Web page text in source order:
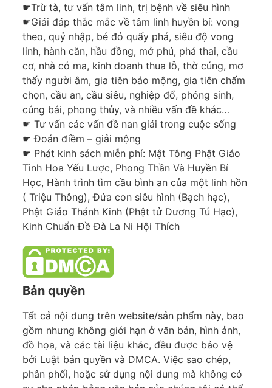
☛Trừ tà, tư vấn tâm linh, trị bệnh về siêu hình
☛Giải đáp thắc mắc về tâm linh huyền bí: vong
theo, quỷ nhập, bé đỏ quấy phá, siêu độ vong
linh, hành căn, hầu đồng, mở phủ, phá thai, cầu
cơ, nhà có ma, kinh doanh thua lỗ, thờ cúng, mơ
thấy người âm, gia tiên báo mộng, gia tiên chấm
chọn, cầu an, cầu siêu, nghiệp đổ, phóng sinh,
cúng bái, phong thủy, và nhiều vấn đề khác…
☛ Tư vấn các vấn đề nan giải trong cuộc sống
☛ Đoán điềm – giải mộng
☛ Phát kinh sách miễn phí: Mật Tông Phật Giáo
Tinh Hoa Yếu Lược, Phong Thần Và Huyền Bí
Học, Hành trình tìm cầu bình an của một linh hồn
( Triệu Thông), Đứa con siêu hình (Bạch hạc),
Phật Giáo Thánh Kinh (Phật tử Dương Tú Hạc),
Kinh Chuẩn Đề Đà La Ni Hội Thích
Bản quyền
Tất cả nội dung trên website/sản phẩm này, bao
gồm nhưng không giới hạn ở văn bản, hình ảnh,
đồ họa, và các tài liệu khác, đều được bảo vệ
bởi Luật bản quyền và DMCA. Việc sao chép,
phân phối, hoặc sử dụng nội dung mà không có